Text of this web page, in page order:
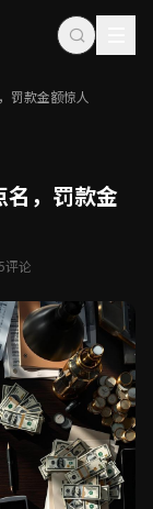
罚款金额惊人
，罚款金
评论